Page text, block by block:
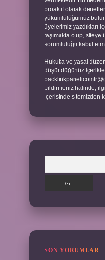
proaktif olarak
yükümlülüğümüz
üyelerimiz yazdıkları
taşımakta olup, siteye
sorumluluğu kabul
Hukuka ve yasal
düşündüğünüz
bildirmeniz halinde,
içerisinde sitemizden
SON YORUMLAR